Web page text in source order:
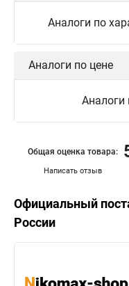
Аналоги по
Аналоги по цене
Аналоги
Написать отзыв
Общая оценка товара:
Официальный
России